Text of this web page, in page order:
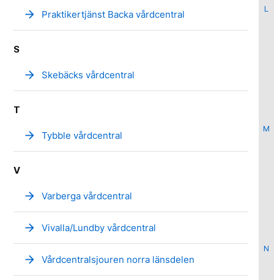
L
M
N
arrow_forward Praktikertjänst Backa vårdcentral
S
arrow_forward Skebäcks vårdcentral
T
arrow_forward Tybble vårdcentral
V
arrow_forward Varberga vårdcentral
arrow_forward Vivalla/Lundby vårdcentral
arrow_forward Vårdcentralsjouren norra länsdelen